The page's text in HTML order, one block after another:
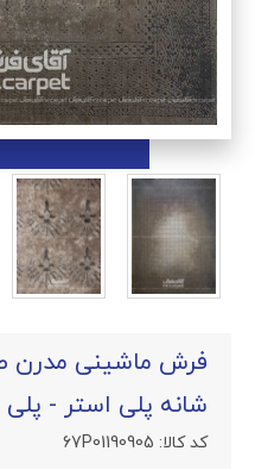
شانه پلی استر - پلی
کد کالا: 67P01190905